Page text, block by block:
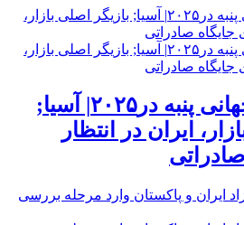
افت تجارت جهانی پنبه در۲۰۲۵| آسیا;
ایران در انتظار
صادراتی